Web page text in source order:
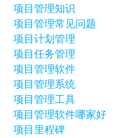
项目管理知识
项目管理常见问题
项目计划管理
项目任务管理
项目管理软件
项目管理系统
项目管理工具
项目管理软件哪家好
项目里程碑